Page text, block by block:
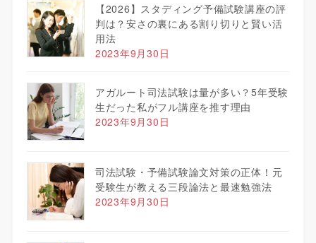
【2026】スタディング予備試験講座の評
判は？安さの裏にある割り切りと賢い活
用法
2023年9月30日
アガルート司法試験は量が多い？5年受験
生だった私がフル講座を推す理由
2023年9月30日
司法試験・予備試験論文対策の正体！元
受験生が教える三段論法と最速勉強法
2023年9月30日